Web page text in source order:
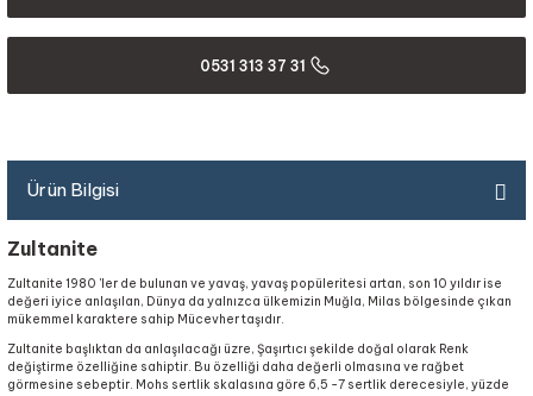
0531 313 37 31
Ürün Bilgisi
Zultanite
Zultanite 1980 'ler de bulunan ve yavaş, yavaş popüleritesi artan, son 10 yıldır ise
değeri iyice anlaşılan, Dünya da yalnızca ülkemizin Muğla, Milas bölgesinde çıkan
mükemmel karaktere sahip Mücevher taşıdır.
Zultanite başlıktan da anlaşılacağı üzre, Şaşırtıcı şekilde doğal olarak Renk
değiştirme özelliğine sahiptir. Bu özelliği daha değerli olmasına ve rağbet
görmesine sebeptir. Mohs sertlik skalasına göre 6,5 -7 sertlik derecesiyle, yüzde